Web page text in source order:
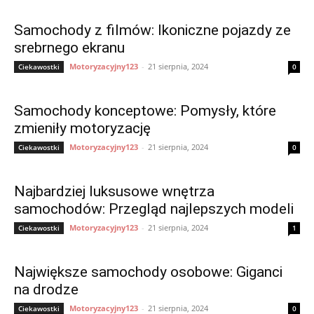
Samochody z filmów: Ikoniczne pojazdy ze
srebrnego ekranu
Ciekawostki Motoryzacyjny123 - 21 sierpnia, 2024 0
Samochody konceptowe: Pomysły, które
zmieniły motoryzację
Ciekawostki Motoryzacyjny123 - 21 sierpnia, 2024 0
Najbardziej luksusowe wnętrza
samochodów: Przegląd najlepszych modeli
Ciekawostki Motoryzacyjny123 - 21 sierpnia, 2024 1
Największe samochody osobowe: Giganci
na drodze
Ciekawostki Motoryzacyjny123 - 21 sierpnia, 2024 0